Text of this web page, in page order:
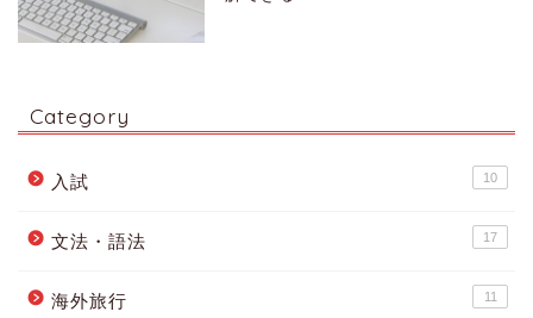
Category
入試 10
文法・語法 17
海外旅行 11